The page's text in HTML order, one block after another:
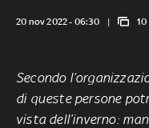
20 nov 2022 - 06:30
Secondo
di queste persone
vista dell’inverno: